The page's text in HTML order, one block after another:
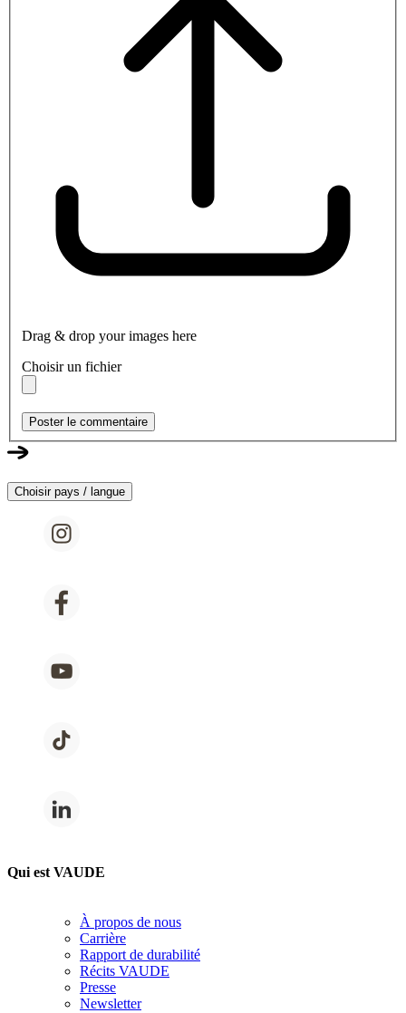
Drag & drop your images here
Choisir un fichier
Poster le commentaire
Choisir pays / langue
Qui est VAUDE
À propos de nous
Carrière
Rapport de durabilité
Récits VAUDE
Presse
Newsletter